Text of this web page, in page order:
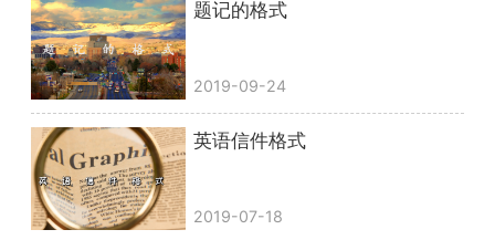
题记的格式
2019-09-24
英语信件格式
2019-07-18